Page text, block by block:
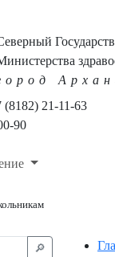
21-11-63
90
🔎︎